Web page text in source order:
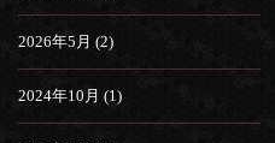
2026年5月 (2)
2024年10月 (1)